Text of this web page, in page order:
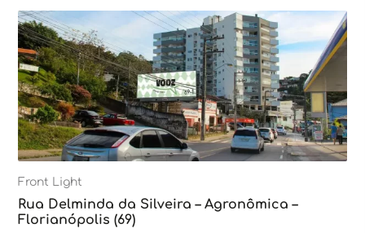
Front Light
Rua Delminda da Silveira – Agronômica –
Florianópolis (69)